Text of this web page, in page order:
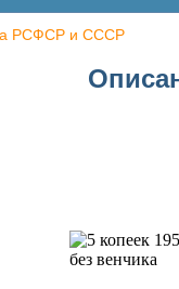
РСФСР и СССР